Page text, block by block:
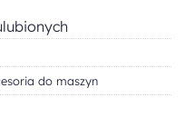
do maszyn